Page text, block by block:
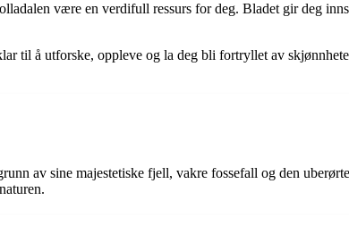
være en verdifull ressurs for deg. Bladet gir deg
til å utforske, oppleve og la deg bli fortryllet av
av sine majestetiske fjell, vakre fossefall og den